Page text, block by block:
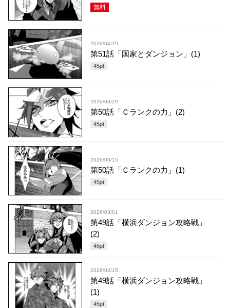
無料
2026/04/19
第51話「国家とダンジョン」(1)
45pt
2026/03/29
第50話「Ｃランクの力」(2)
45pt
2026/03/15
第50話「Ｃランクの力」(1)
45pt
2026/03/01
第49話「横浜ダンジョン攻略戦」
(2)
45pt
2026/02/15
第49話「横浜ダンジョン攻略戦」
(1)
45pt